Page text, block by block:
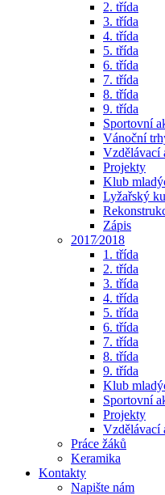
2. třída
3. třída
4. třída
5. třída
6. třída
7. třída
8. třída
9. třída
Sportovní
Vánoční
Vzdělávací
Projekty
Klub
Lyžařský
Zápis
2017⁄2018
1. třída
2. třída
3. třída
4. třída
5. třída
6. třída
7. třída
8. třída
9. třída
Klub
Sportovní
Projekty
Vzdělávací
Práce žáků
Keramika
Kontakty
Napište nám